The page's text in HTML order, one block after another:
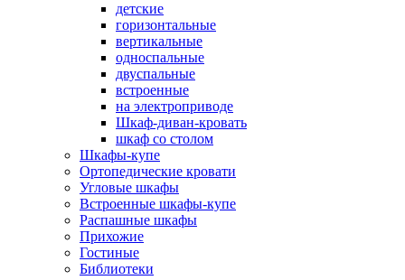
детские
горизонтальные
вертикальные
односпальные
двуспальные
встроенные
на электроприводе
Шкаф-диван-кровать
шкаф со столом
Шкафы-купе
Ортопедические кровати
Угловые шкафы
Встроенные шкафы-купе
Распашные шкафы
Прихожие
Гостиные
Библиотеки